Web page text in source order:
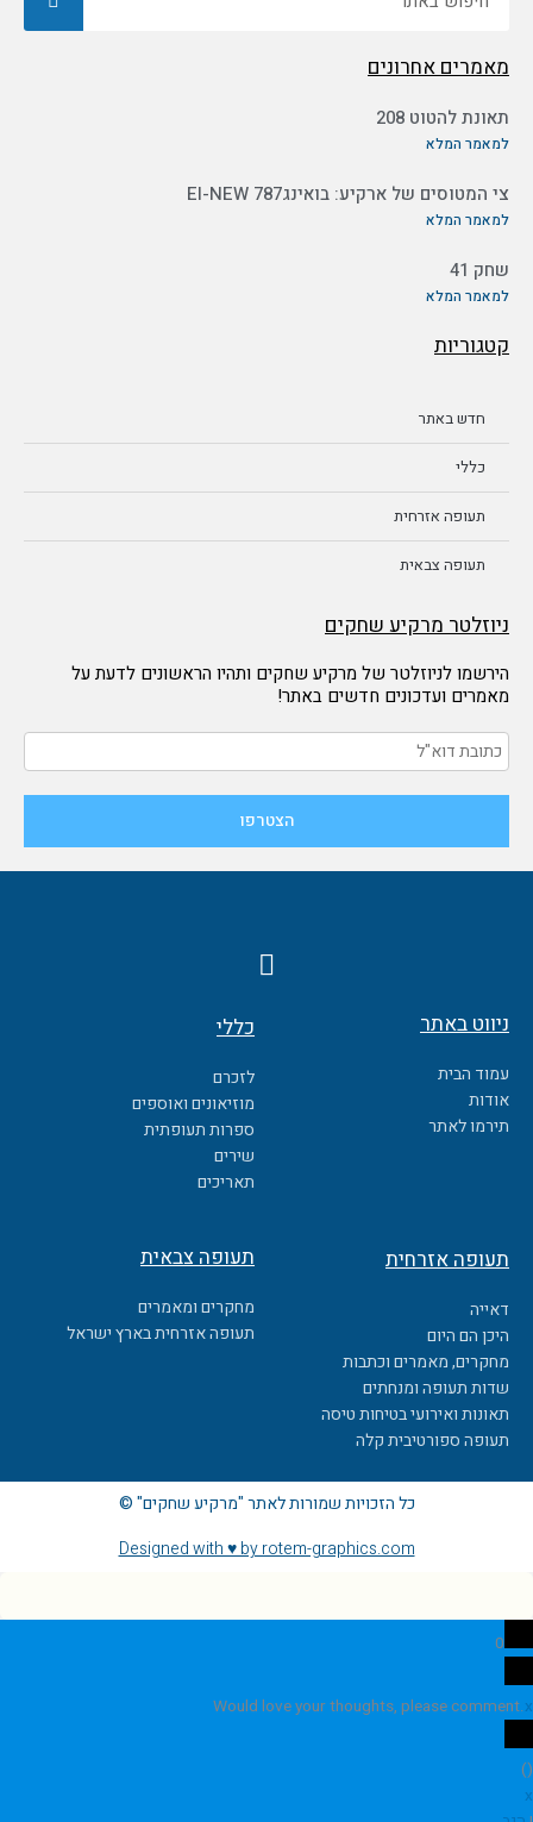
מאמרים אחרונים
תאונת להטוט 208
למאמר המלא
צי המטוסים של ארקיע: בואינג787 EI-NEW
למאמר המלא
שחק 41
למאמר המלא
קטגוריות
חדש באתר
כללי
תעופה אזרחית
תעופה צבאית
ניוזלטר מרקיע שחקים
הירשמו לניוזלטר של מרקיע שחקים ותהיו הראשונים לדעת על
מאמרים ועדכונים חדשים באתר!
F
a
e
b
o
o
k
ניווט באתר
עמוד הבית
אודות
תירמו לאתר
כללי
לזכרם
מוזיאונים ואוספים
ספרות תעופתית
שירים
תאריכים
תעופה אזרחית
דאייה
היכן הם היום
מחקרים, מאמרים וכתבות
שדות תעופה ומנחתים
תאונות ואירועי בטיחות טיסה
תעופה ספורטיבית קלה
תעופה צבאית
מחקרים ומאמרים
תעופה אזרחית בארץ ישראל
כל הזכויות שמורות לאתר "מרקיע שחקים" ©
Designed with ♥ by rotem-graphics.com
0
Would love your thoughts, please comment.x
(
)
x